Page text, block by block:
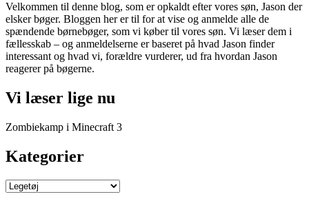
Velkommen til denne blog, som er opkaldt efter vores søn, Jason der
elsker bøger. Bloggen her er til for at vise og anmelde alle de
spændende børnebøger, som vi køber til vores søn. Vi læser dem i
fællesskab – og anmeldelserne er baseret på hvad Jason finder
interessant og hvad vi, forældre vurderer, ud fra hvordan Jason
reagerer på bøgerne.
Vi læser lige nu
Zombiekamp i Minecraft 3
Kategorier
Kategorier